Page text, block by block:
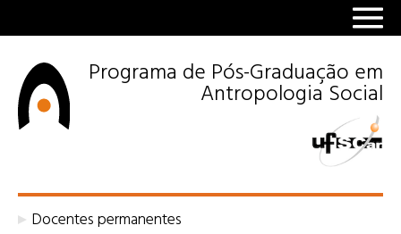
Programa de Pós-Graduação em
Antropologia Social
Docentes permanentes